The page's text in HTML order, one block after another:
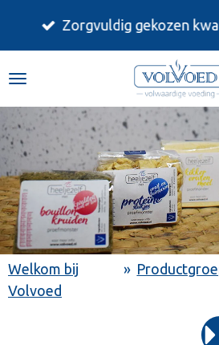
de
hoofdinhoud
Zorgvuldig gekozen
Welkom bij
Volvoed
»